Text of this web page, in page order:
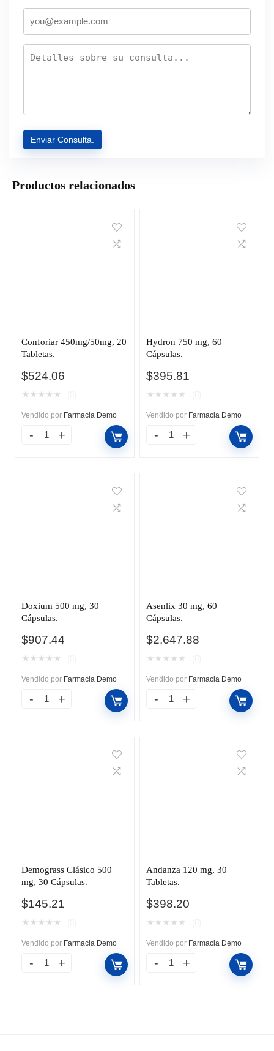
Productos relacionados
Conforiar 450mg/50mg, 20
Tabletas.
$524.06
★ ★ ★ ★ ★
Vendido por Farmacia Demo
Hydron 750 mg, 60
Cápsulas.
$395.81
★ ★ ★ ★ ★
Vendido por Farmacia Demo
Doxium 500 mg, 30
Cápsulas.
$907.44
★ ★ ★ ★ ★
Vendido por Farmacia Demo
Asenlix 30 mg, 60
Cápsulas.
$2,647.88
★ ★ ★ ★ ★
Vendido por Farmacia Demo
Demograss Clásico 500
mg, 30 Cápsulas.
$145.21
★ ★ ★ ★ ★
Vendido por Farmacia Demo
Andanza 120 mg, 30
Tabletas.
$398.20
★ ★ ★ ★ ★
Vendido por Farmacia Demo